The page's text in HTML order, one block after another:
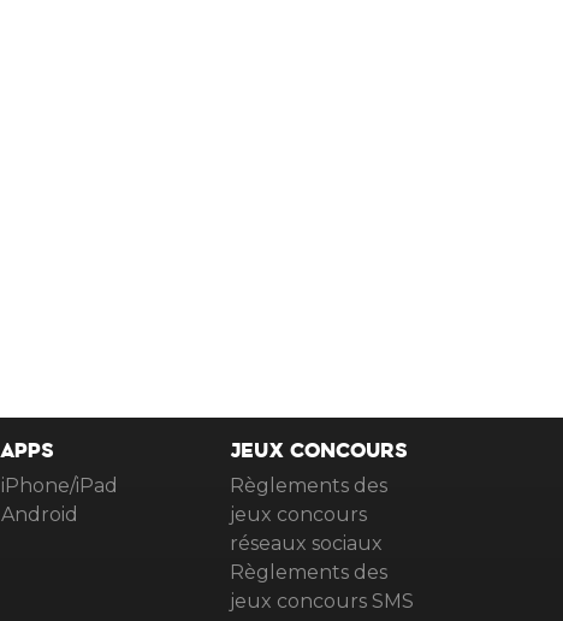
APPS
iPhone/iPad
Android
JEUX CONCOURS
Règlements des
jeux concours
réseaux sociaux
Règlements des
jeux concours SMS